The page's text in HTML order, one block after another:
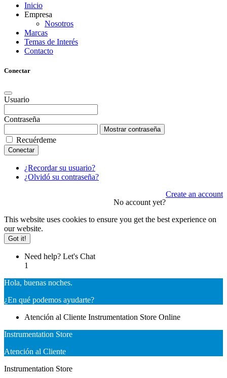
Inicio
Empresa
Nosotros
Marcas
Temas de Interés
Contacto
Conectar
Usuario
Contraseña
Mostrar contraseña
Recuérdeme
Conectar
¿Recordar su usuario?
¿Olvidó su contraseña?
No account yet?
Create an account
This website uses cookies to ensure you get the best experience on
our website.
Got it!
Need help? Let's Chat
1
Hola, buenas noches.
¿En qué podemos ayudarte?
Atención al Cliente Instrumentation Store Online
Instrumentation Store
Atención al Cliente
Instrumentation Store